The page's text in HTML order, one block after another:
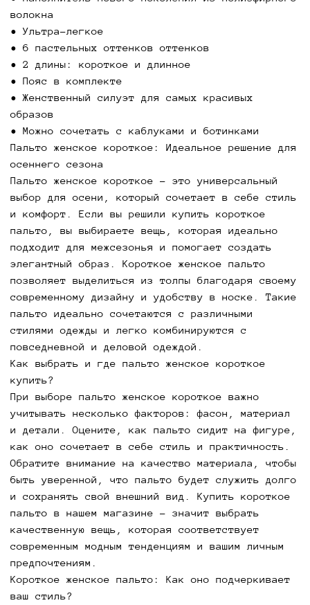
При выборе пальто женское короткое важно
и детали. Оцените, как пальто сидит на фигуре,
Обратите внимание на качество материала, чтобы
и сохранять свой внешний вид. Купить короткое
пальто в нашем магазине – значит выбрать
качественную вещь, которая соответствует
современным модным тенденциям и вашим личным
Короткое женское пальто: Как оно подчеркивает
ваш стиль?
Короткое пальто – это не просто одежда, а
важный элемент вашего осеннего образа.
Короткое женское пальто придаст вашему
внешнему виду утонченность и элегантность. Оно
идеально подходит как для повседневной носки,
так и для более формальных случаев. Выбирая
пальто женское короткое купить, вы
подчеркиваете свою индивидуальность и создаете
стильный и комфортный образ. Такое пальто
легко сочетается с различными аксессуарами и
обувью, что делает его отличным выбором для
любого гардероба. Купить короткое пальто – это
отличное решение для тех, кто ищет стильную и
удобную верхнюю одежду на осенний сезон.
Пальто женское короткое от ВЛАДИСЛАВА
предложит вам идеальное сочетание модного
дизайна и комфортной носки. Не упустите
возможность купить короткое пальто, которое
станет вашим надежным спутником в весенний
период и поможет создать модные и актуальные
образы.
волокна
• Ультра-легкое
• 6 пастельных оттенков оттенков
• 2 длины: короткое и длинное
• Пояс в комплекте
• Женственный силуэт для самых красивых
образов
• Можно сочетать с каблуками и ботинками
Пальто женское короткое: Идеальное решение для
осеннего сезона
Пальто женское короткое – это универсальный
выбор для осени, который сочетает в себе стиль
и комфорт. Если вы решили купить короткое
пальто, вы выбираете вещь, которая идеально
подходит для межсезонья и помогает создать
элегантный образ. Короткое женское пальто
позволяет выделиться из толпы благодаря своему
современному дизайну и удобству в носке. Такие
пальто идеально сочетаются с различными
стилями одежды и легко комбинируются с
повседневной и деловой одеждой.
Как выбрать и где пальто женское короткое
купить?
При выборе пальто женское короткое важно
учитывать несколько факторов: фасон, материал
и детали. Оцените, как пальто сидит на фигуре,
как оно сочетает в себе стиль и практичность.
Обратите внимание на качество материала, чтобы
быть уверенной, что пальто будет служить долго
и сохранять свой внешний вид. Купить короткое
пальто в нашем магазине – значит выбрать
качественную вещь, которая соответствует
современным модным тенденциям и вашим личным
предпочтениям.
Короткое женское пальто: Как оно подчеркивает
ваш стиль?